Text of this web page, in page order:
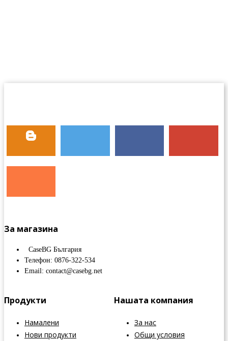
За магазина
CaseBG България
Телефон: 0876-322-534
Email: contact@casebg.net
Продукти
Намалени
Нови продукти
Нашата компания
За нас
Общи условия